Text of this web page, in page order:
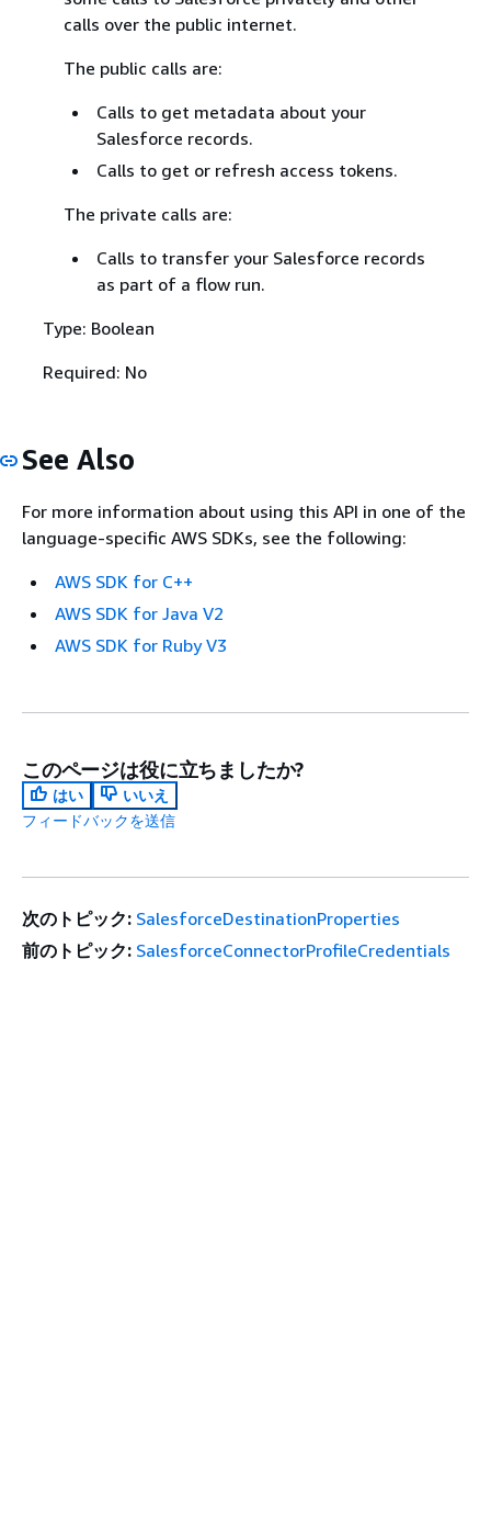
calls over the public internet.
The public calls are:
Calls to get metadata about your
Salesforce records.
Calls to get or refresh access tokens.
The private calls are:
Calls to transfer your Salesforce records
as part of a flow run.
Type: Boolean
Required: No
See Also
For more information about using this API in one of the
language-specific AWS SDKs, see the following:
AWS SDK for C++
AWS SDK for Java V2
AWS SDK for Ruby V3
このページは役に立ちましたか?
はい
いいえ
フィードバックを送信
次のトピック: SalesforceDestinationProperties
前のトピック: SalesforceConnectorProfileCredentials